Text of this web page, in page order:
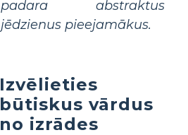
padara abstraktus
jēdzienus pieejamākus.
Izvēlieties
būtiskus vārdus
no izrādes